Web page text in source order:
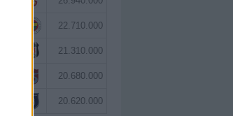
22.710.000
21.310.000
20.680.000
20.620.000